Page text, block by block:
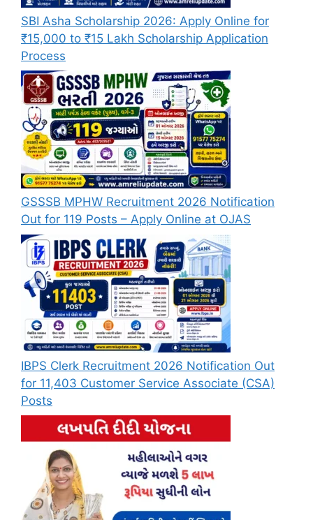
SBI Asha Scholarship 2026: Apply Online for
₹15,000 to ₹15 Lakh Scholarship Application
Process
GSSSB MPHW Recruitment 2026 Notification
Out for 119 Posts – Apply Online at OJAS
IBPS Clerk Recruitment 2026 Notification Out
for 11,403 Customer Service Associate (CSA)
Posts